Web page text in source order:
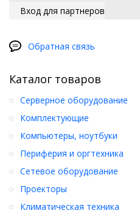
Вход для партнеров
Обратная связь
Каталог товаров
Серверное оборудование
Комплектующие
Компьютеры, ноутбуки
Периферия и оргтехника
Сетевое оборудование
Проекторы
Климатическая техника